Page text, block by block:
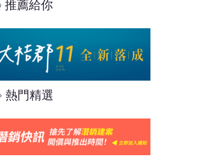
推薦給你
熱門精選